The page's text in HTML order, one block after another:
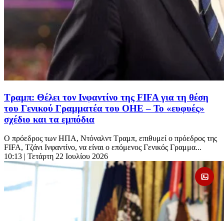
Τραμπ: Θέλει τον Ινφαντίνο της FIFA για τη θέση
του Γενικού Γραμματέα του ΟΗΕ – Το «ευφυές»
σχέδιο και τα εμπόδια
Ο πρόεδρος των ΗΠΑ, Ντόναλντ Τραμπ, επιθυμεί ο πρόεδρος της
FIFA, Τζάνι Ινφαντίνο, να είναι ο επόμενος Γενικός Γραμμα...
10:13 | Τετάρτη 22 Ιουλίου 2026